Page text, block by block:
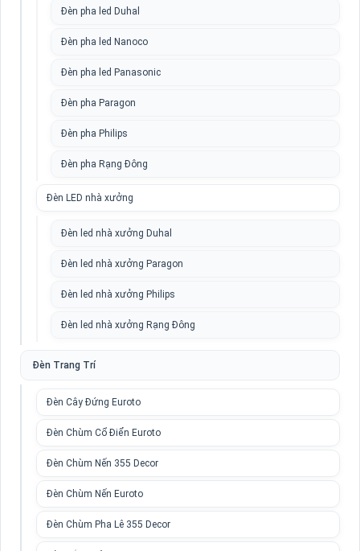
Đèn pha led Duhal
Đèn pha led Nanoco
Đèn pha led Panasonic
Đèn pha Paragon
Đèn pha Philips
Đèn pha Rạng Đông
Đèn LED nhà xưởng
Đèn led nhà xưởng Duhal
Đèn led nhà xưởng Paragon
Đèn led nhà xưởng Philips
Đèn led nhà xưởng Rạng Đông
Đèn Trang Trí
Đèn Cây Đứng Euroto
Đèn Chùm Cổ Điển Euroto
Đèn Chùm Nến 355 Decor
Đèn Chùm Nến Euroto
Đèn Chùm Pha Lê 355 Decor